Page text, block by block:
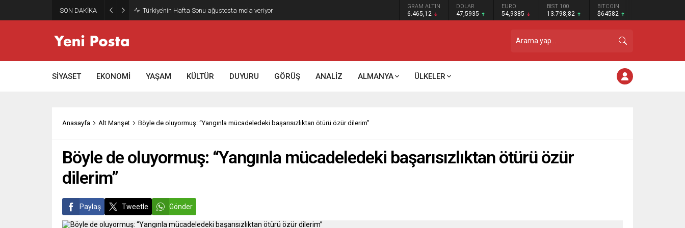
SON DAKİKA Türkiye’nin Hafta Sonu ağustosta mola veriyor GRAM ALTIN
6.465,12
DOLAR
47,5935
EURO
54,9385
BIST 100
13.798,82
BITCOIN
$64582
SİYASET EKONOMİ YAŞAM KÜLTÜR DUYURU GÖRÜŞ ANALİZ ALMANYA ÜLKELER
Anasayfa Alt Manşet Böyle de oluyormuş: “Yangınla mücadeledeki başarısızlıktan ötürü özür dilerim”
Böyle de oluyormuş: “Yangınla mücadeledeki başarısızlıktan ötürü özür
dilerim”
Paylaş Tweetle Gönder